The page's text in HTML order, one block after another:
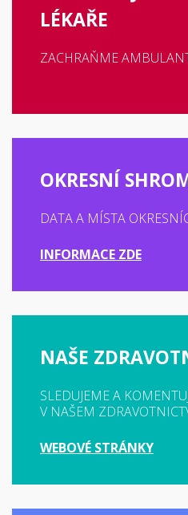
LÉKAŘE
ZACHRAŇME
OKRESNÍ
DATA A MÍSTA
INFORMACE ZDE
NAŠE
SLEDUJEME A
V NAŠEM
WEBOVÉ STRÁNKY